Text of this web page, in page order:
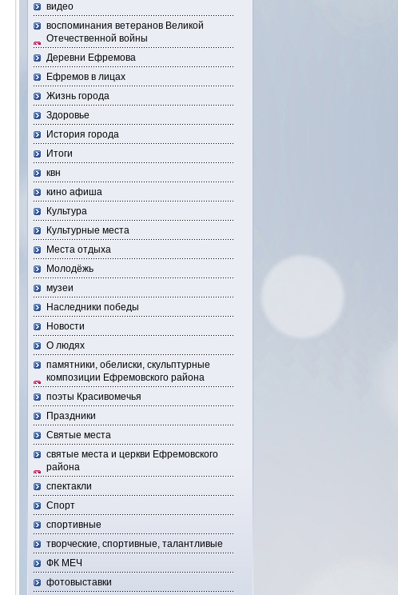
видео
воспоминания ветеранов Великой
Отечественной войны
Деревни Ефремова
Ефремов в лицах
Жизнь города
Здоровье
История города
Итоги
квн
кино афиша
Культура
Культурные места
Места отдыха
Молодёжь
музеи
Наследники победы
Новости
О людях
памятники, обелиски, скульптурные
композиции Ефремовского района
поэты Красивомечья
Праздники
Святые места
святые места и церкви Ефремовского
района
спектакли
Спорт
спортивные
творческие, спортивные, талантливые
ФК МЕЧ
фотовыставки